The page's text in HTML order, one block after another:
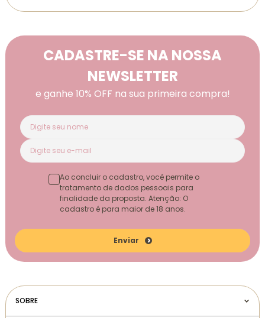
CADASTRE-SE NA NOSSA
NEWSLETTER
e ganhe 10% OFF na sua primeira compra!
Enviar
Ao concluir o cadastro, você permite o
tratamento de dados pessoais para
finalidade da proposta. Atenção: O
cadastro é para maior de 18 anos.
SOBRE